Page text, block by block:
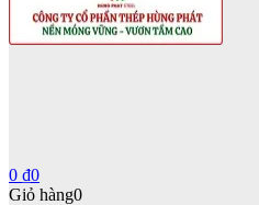
0 ₫0
Giỏ hàng0